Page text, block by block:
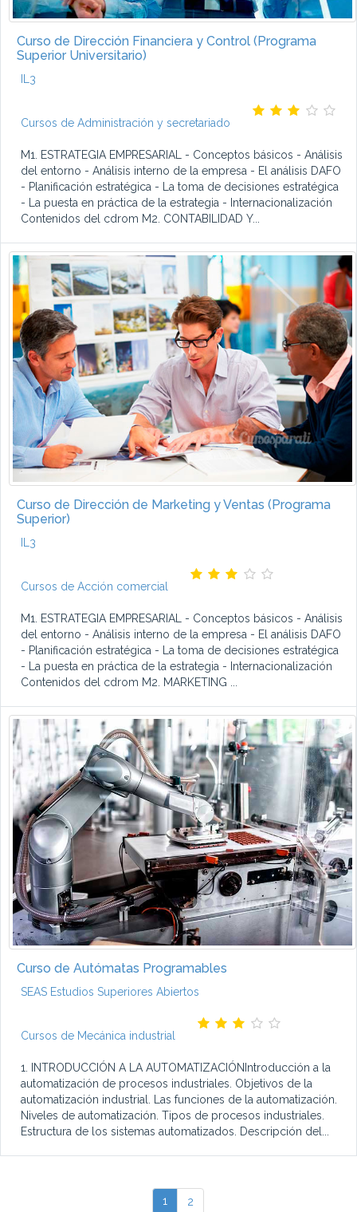
Curso de Dirección Financiera y Control (Programa
Superior Universitario)
IL3
Cursos de Administración y secretariado
M1. ESTRATEGIA EMPRESARIAL - Conceptos básicos - Análisis
del entorno - Análisis interno de la empresa - El análisis DAFO
- Planificación estratégica - La toma de decisiones estratégica
- La puesta en práctica de la estrategia - Internacionalización
Contenidos del cdrom M2. CONTABILIDAD Y...
Curso de Dirección de Marketing y Ventas (Programa
Superior)
IL3
Cursos de Acción comercial
M1. ESTRATEGIA EMPRESARIAL - Conceptos básicos - Análisis
del entorno - Análisis interno de la empresa - El análisis DAFO
- Planificación estratégica - La toma de decisiones estratégica
- La puesta en práctica de la estrategia - Internacionalización
Contenidos del cdrom M2. MARKETING ...
Curso de Autómatas Programables
SEAS Estudios Superiores Abiertos
Cursos de Mecánica industrial
1. INTRODUCCIÓN A LA AUTOMATIZACIÓNIntroducción a la
automatización de procesos industriales. Objetivos de la
automatización industrial. Las funciones de la automatización.
Niveles de automatización. Tipos de procesos industriales.
Estructura de los sistemas automatizados. Descripción del...
1 2